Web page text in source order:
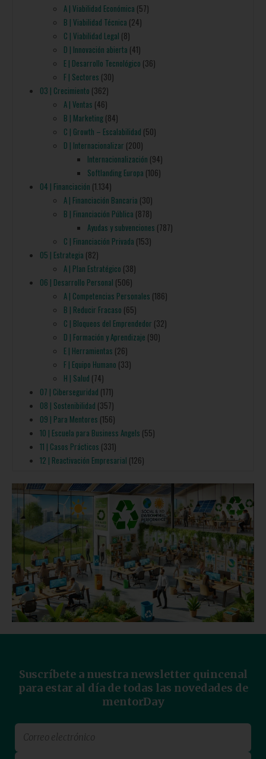
A | Viabilidad Económica (57)
B | Viabilidad Técnica (24)
C | Viabilidad Legal (8)
D | Innovación abierta (41)
E | Desarrollo Tecnológico (36)
F | Sectores (30)
03 | Crecimiento (362)
A | Ventas (46)
B | Marketing(84)
C | Growth – Escalabilidad (50)
D | Internacionalizar (200)
Internacionalización (94)
Softlanding Europa (106)
04 | Financiación (1.134)
A | Financiación Bancaria (30)
B | Financiación Pública (878)
Ayudas y subvenciones (787)
C | Financiación Privada (153)
05 | Estrategia (82)
A | Plan Estratégico (38)
06 | Desarrollo Personal (506)
A | Competencias Personales (186)
B | Reducir Fracaso (65)
C | Bloqueos del Emprendedor (32)
D | Formación y Aprendizaje (90)
E | Herramientas (26)
F | Equipo Humano (33)
H | Salud (74)
07 | Ciberseguridad (171)
08 | Sostenibilidad (357)
09 | Para Mentores (156)
10 | Escuela para Business Angels (55)
11 | Casos Prácticos (331)
12 | Reactivación Empresarial (126)
Suscríbete a nuestra newsletter quincenal
para estar al día de todas las novedades de
mentorDay